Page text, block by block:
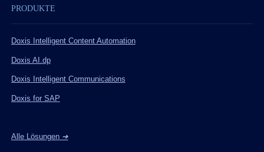
PRODUKTE
Doxis Intelligent Content Automation
Doxis AI.dp
Doxis Intelligent Communications
Doxis for SAP
Alle Lösungen ➔